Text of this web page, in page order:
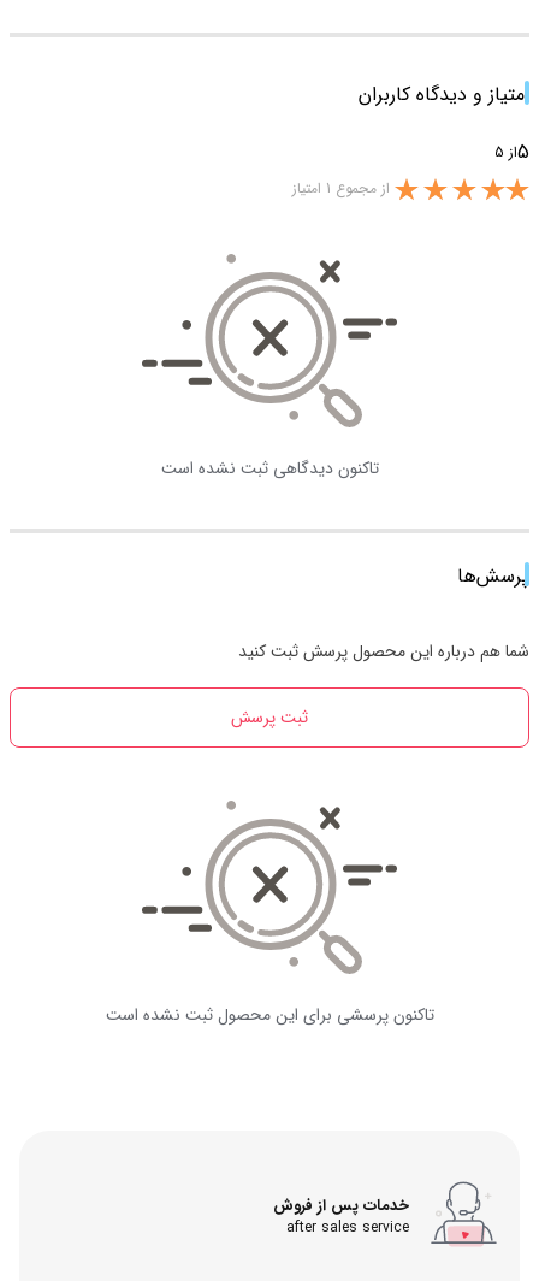
امتیاز و دیدگاه کاربران
5از 5
از مجموع 1 امتیاز
تاکنون دیدگاهی ثبت نشده است
پرسش‌ها
شما هم درباره این محصول پرسش ثبت کنید
ثبت پرسش
تاکنون پرسشی برای این محصول ثبت نشده است
خدمات پس از فروش
after sales service